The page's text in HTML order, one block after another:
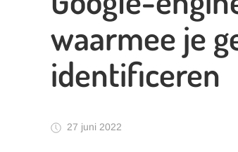
waarmee je
identificeren
27 juni 2022